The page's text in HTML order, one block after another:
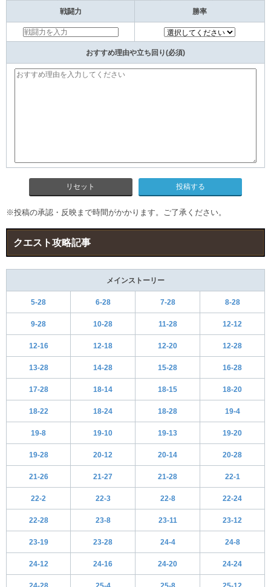
戦闘力 勝率
おすすめ理由や立ち回り(必須)
リセット
※投稿の承認・反映まで時間がかかります。ご了承ください。
クエスト攻略記事
メインストーリー
5-28 6-28 7-28 8-28
9-28 10-28 11-28 12-12
12-16 12-18 12-20 12-28
13-28 14-28 15-28 16-28
17-28 18-14 18-15 18-20
18-22 18-24 18-28 19-4
19-8 19-10 19-13 19-20
19-28 20-12 20-14 20-28
21-26 21-27 21-28 22-1
22-2 22-3 22-8 22-24
22-28 23-8 23-11 23-12
23-19 23-28 24-4 24-8
24-12 24-16 24-20 24-24